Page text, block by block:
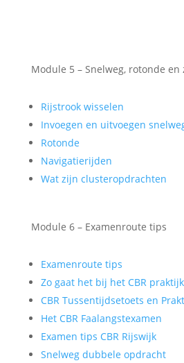
Module 5 – Snelweg, rotonde
Rijstrook wisselen
Invoegen en uitvoegen
Rotonde
Navigatierijden
Wat zijn clusteropdrachten
Module 6 – Examenroute tips
Examenroute tips
Zo gaat het bij het CBR
CBR Tussentijdsetoets en
Het CBR Faalangstexamen
Examen tips CBR Rijswijk
Snelweg dubbele opdracht